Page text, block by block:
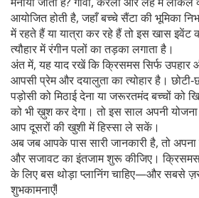
आयोजित होती है, जहाँ बच्चे सैंटा की भूमिका
में रहते हैं या यात्रा कर रहे हैं तो इस खास
त्यौहार में रंगीन पलों का तड़का लगाता है।
अंत में, यह याद रखें कि क्रिसमस सिर्फ उपहार
आपसी प्रेम और दयालुता का त्योहार है।
पड़ोसी को मिठाई देना या जरूरतमंद बच्चों
को भी ख़ुश कर देगा। तो इस साल अपनी
आप दूसरों की खुशी में हिस्सा ले सकें।
अब जब आपके पास सारी जानकारी है, तो
और सजावट का इंतजाम शुरू कीजिए। क्रिसमस
के लिए बस थोड़ा प्लानिंग चाहिए—और सबसे
शुभकामनाएँ!